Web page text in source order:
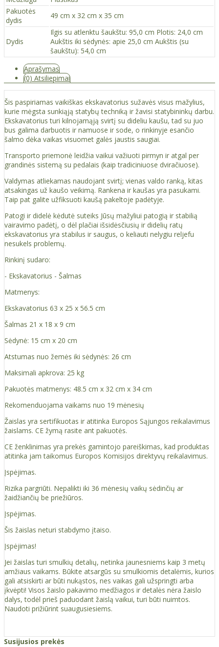
Pakuotės
dydis
49 cm x 32 cm x 35 cm
Dydis
Ilgis su atlenktu šaukštu: 95,0 cm Plotis: 24,0 cm
Aukštis iki sėdynės: apie 25,0 cm Aukštis (su
šaukštu): 54,0 cm
Aprašymas
(0) Atsiliepimai
Šis paspiriamas vaikiškas ekskavatorius sužavės visus mažylius,
kurie mėgsta sunkiąją statybų techniką ir žavisi statybininkų darbu.
Ekskavatorius turi kilnojamąją svirtį su dideliu kaušu, tad su juo
bus galima darbuotis ir namuose ir sode, o rinkinyje esančio
šalmo dėka vaikas visuomet galės jaustis saugiai.
Transporto priemonė leidžia vaikui važiuoti pirmyn ir atgal per
grandinės sistemą su pedalais (kaip tradiciniuose dviračiuose).
Valdymas atliekamas naudojant svirtį; vienas valdo ranką, kitas
atsakingas už kaušo veikimą. Rankena ir kaušas yra pasukami.
Taip pat galite užfiksuoti kaušą pakeltoje padėtyje.
Patogi ir didelė kėdutė suteiks Jūsų mažyliui patogią ir stabilią
vairavimo padėtį, o dėl plačiai išsidėsčiusių ir didelių ratų
ekskavatorius yra stabilus ir saugus, o keliauti nelygiu reljefu
nesukels problemų.
Rinkinį sudaro:
- Ekskavatorius - Šalmas
Matmenys:
Ekskavatorius 63 x 25 x 56.5 cm
Šalmas 21 x 18 x 9 cm
Sėdynė: 15 cm x 20 cm
Atstumas nuo žemės iki sėdynės: 26 cm
Maksimali apkrova: 25 kg
Pakuotės matmenys: 48.5 cm x 32 cm x 34 cm
Rekomenduojama vaikams nuo 19 mėnesių
Žaislas yra sertifikuotas ir atitinka Europos Sąjungos reikalavimus
žaislams. CE žymą rasite ant pakuotės.
CE ženklinimas yra prekės gamintojo pareiškimas, kad produktas
atitinka jam taikomus Europos Komisijos direktyvų reikalavimus.
Įspėjimas.
Rizika pargriūti. Nepalikti iki 36 mėnesių vaikų sėdinčių ar
žaidžiančių be priežiūros.
Įspėjimas.
Šis žaislas neturi stabdymo įtaiso.
Įspėjimas!
Jei žaislas turi smulkių detalių, netinka jaunesniems kaip 3 metų
amžiaus vaikams. Būkite atsargūs su smulkiomis detalėmis, kurios
gali atsiskirti ar būti nukąstos, nes vaikas gali užspringti arba
įkvėpti! Visos žaislо pakavimo medžiagos ir detalės nėra žaislo
dalys, todėl prieš paduodant žaislą vaikui, turi būti nuimtos.
Naudoti prižiūrint suaugusiesiems.
Susijusios prekės